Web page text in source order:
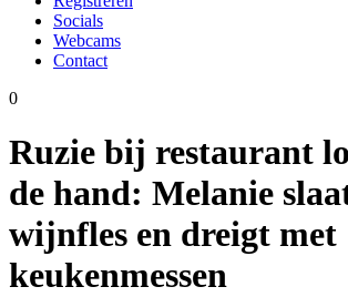
Socials
Webcams
Contact
0
Ruzie bij restaurant
de hand: Melanie
wijnfles en dreigt met
keukenmessen